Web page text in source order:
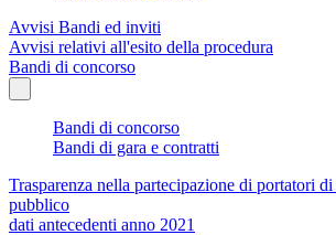
Avvisi Bandi ed inviti
Avvisi relativi all'esito della procedura
Bandi di concorso
Bandi di concorso
Bandi di gara e contratti
Trasparenza nella partecipazione di portatori
pubblico
dati antecedenti anno 2021